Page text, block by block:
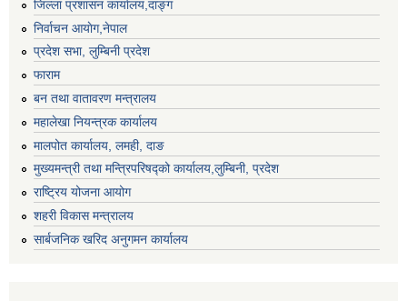
जिल्ला प्रशासन कार्यालय,दाङ्ग
निर्वाचन आयाेग,नेपाल
प्रदेश सभा, लुम्बिनी प्रदेश
फाराम
बन तथा वातावरण मन्त्रालय
महालेखा नियन्त्रक कार्यालय
मालपोत कार्यालय, लमही, दाङ
मुख्यमन्त्री तथा मन्त्रिपरिषद्को कार्यालय,लुम्बिनी, प्रदेश
राष्ट्रिय योजना आयोग
शहरी विकास मन्त्रालय
सार्बजनिक खरिद अनुगमन कार्यालय